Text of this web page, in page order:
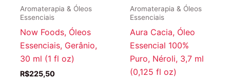
Aromaterapia & Óleos
Essenciais
Now Foods, Óleos
Essenciais, Gerânio,
30 ml (1 fl oz)
R$225,50
Aromaterapia & Óleos
Essenciais
Aura Cacia, Óleo
Essencial 100%
Puro, Néroli, 3,7 ml
(0,125 fl oz)